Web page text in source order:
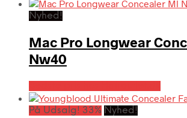
Nyhed!
Mac Pro Longwear
Nw40
På Udsalg! 33% Nyhed!